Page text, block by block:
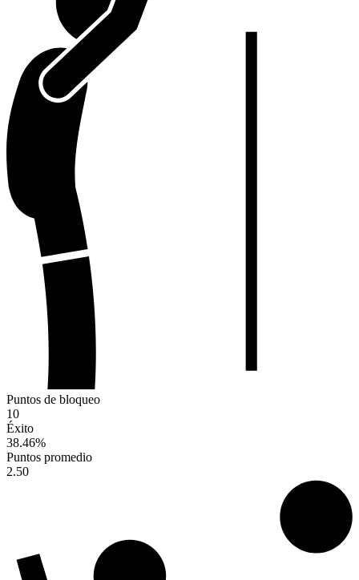
Puntos de bloqueo
10
Éxito
38.46%
Puntos promedio
2.50